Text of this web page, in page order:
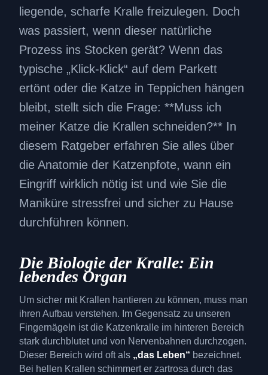
liegende, scharfe Kralle freizulegen. Doch
was passiert, wenn dieser natürliche
Prozess ins Stocken gerät? Wenn das
typische „Klick-Klick“ auf dem Parkett
ertönt oder die Katze in Teppichen hängen
bleibt, stellt sich die Frage: **Muss ich
meiner Katze die Krallen schneiden?** In
diesem Ratgeber erfahren Sie alles über
die Anatomie der Katzenpfote, wann ein
Eingriff wirklich nötig ist und wie Sie die
Maniküre stressfrei und sicher zu Hause
durchführen können.
Die Biologie der Kralle: Ein
lebendes Organ
Um sicher mit Krallen hantieren zu können, muss man
ihren Aufbau verstehen. Im Gegensatz zu unseren
Fingernägeln ist die Katzenkralle im hinteren Bereich
stark durchblutet und von Nervenbahnen durchzogen.
Dieser Bereich wird oft als „das Leben“ bezeichnet.
Bei hellen Krallen schimmert er zartrosa durch das